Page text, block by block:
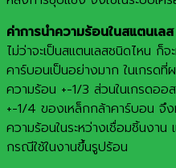
ค่าการนำความร้อนในสแตนเลส
ไม่ว่าจะเป็นสแตนเลสชนิดไหน ก็
คาร์บอนเป็นอย่างมาก ในเกรดที่
ความร้อน +-1/3 ส่วนในเกรดออ
+-1/4 ของเหล็กกล้าคาร์บอน จึ
ความร้อนในระหว่างเชื่อมชิ้นงาน
กรณีใช้ในงานขึ้นรูปร้อน